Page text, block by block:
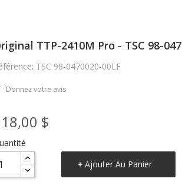
TTP-2410M Pro - TSC 98-
TSC 98-0470020-00LF
Donnez votre avis
$
Ajouter Au Panier